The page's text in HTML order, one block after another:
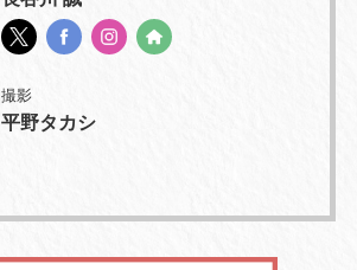
撮影
平野タカシ